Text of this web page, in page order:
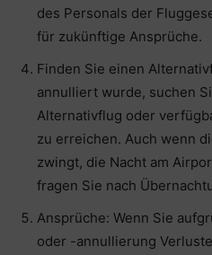
des Personals der
für zukünftige Ansprüche.
Finden Sie einen
annulliert wurde, suchen
Alternativflug oder
zu erreichen. Auch wenn
zwingt, die Nacht am
fragen Sie nach
Ansprüche: Wenn Sie
oder -annullierung